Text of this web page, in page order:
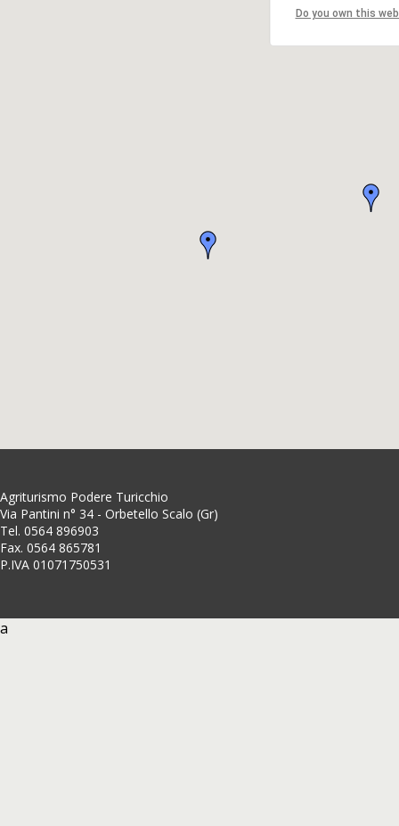
Do you own this
Agriturismo Podere Turicchio
Via Pantini n° 34 - Orbetello Scalo (Gr)
Tel. 0564 896903
Fax. 0564 865781
P.IVA 01071750531
a